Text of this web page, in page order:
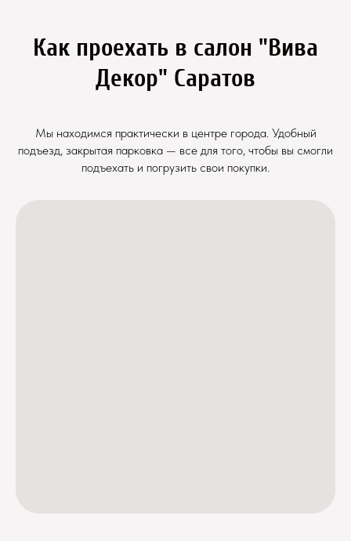
Как проехать в салон "Вива
Декор" Саратов
Мы находимся практически в центре города. Удобный
подъезд, закрытая парковка — все для того, чтобы вы смогли
подъехать и погрузить свои покупки.